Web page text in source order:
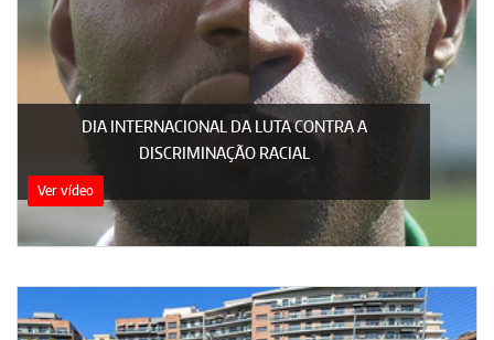
DIA INTERNACIONAL DA LUTA CONTRA A
DISCRIMINAÇÃO RACIAL
Ver vídeo